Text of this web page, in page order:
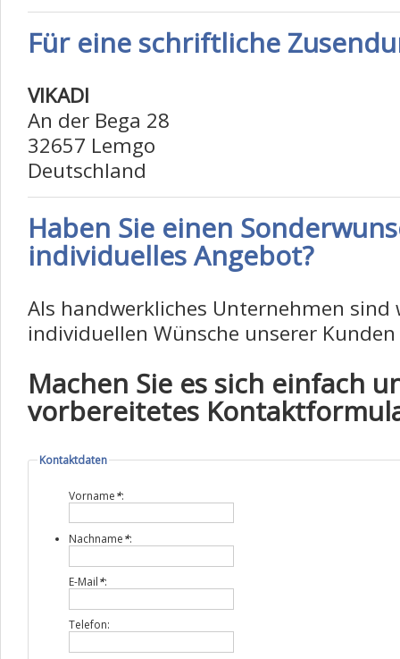
Für eine schriftliche
VIKADI
An der Bega 28
32657 Lemgo
Deutschland
Haben Sie einen
individuelles Angebot?
Als handwerkliches Unternehmen
individuellen Wünsche unserer
Machen Sie es sich einfach
vorbereitetes
Kontaktdaten
Vorname*:
Nachname*:
E-Mail*:
Telefon: